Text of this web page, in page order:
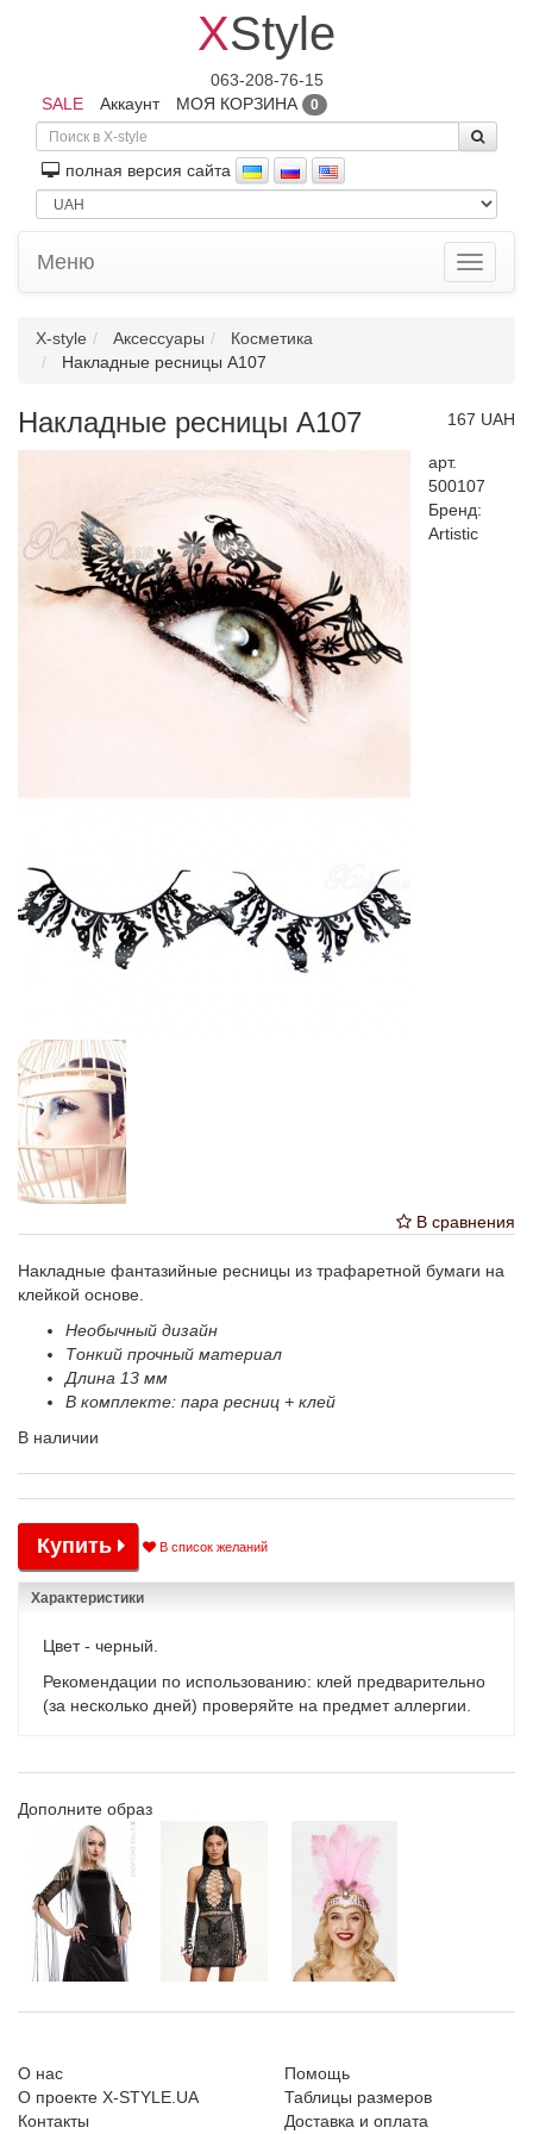
XStyle
063-208-76-15
SALE
Аккаунт МОЯ КОРЗИНА 0
полная версия сайта
Toggle
Меню
X-style Аксессуары
Косметика
Накладные ресницы A107
Накладные ресницы A107 167 UAH
В сравнения
арт.
500107
Бренд:
Artistic
Накладные фантазийные ресницы из трафаретной бумаги на
клейкой основе.
Необычный дизайн
Тонкий прочный материал
Длина 13 мм
В комплекте: пара ресниц + клей
В наличии
Купить В список желаний
Характеристики
Цвет - черный.
Рекомендации по использованию: клей предварительно
(за несколько дней) проверяйте на предмет аллергии.
Дополните образ
О нас
О проекте X-STYLE.UA
Контакты
Помощь
Таблицы размеров
Доставка и оплата